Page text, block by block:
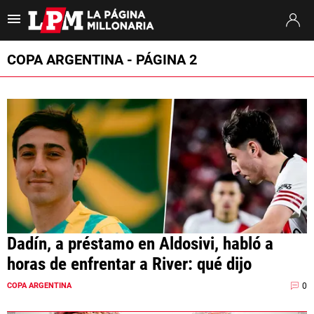
Es tendencia: Thiago Almada River Jaime Peñarol River
ULTIMAS NOTICIAS
STREAMING
TORNEO CLAUSURA
SUDAMERICANA
MERCADO DE PASES
FIXTURE
POSICIONES
COPA ARGENTINA - PÁGINA 2
Dadín, a préstamo en Aldosivi, habló a
horas de enfrentar a River: qué dijo
COPA ARGENTINA 0